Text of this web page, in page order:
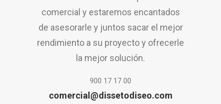
comercial y estaremos encantados
de asesorarle y juntos sacar el mejor
rendimiento a su proyecto y ofrecerle
la mejor solución.
900 17 17 00
comercial@dissetodiseo.com